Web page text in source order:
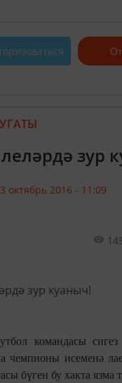
зур
октябрь 2016 - 11:09
командасы
чемпионы исеменә
бүген бу хакта язма